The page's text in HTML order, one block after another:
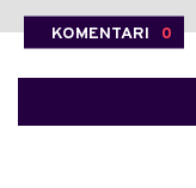
KOMENTARI 0